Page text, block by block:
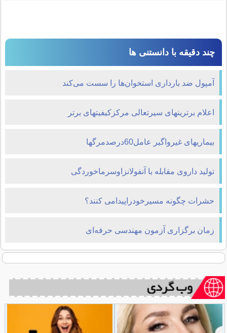
چند دقیقه با دانستنی ها
آمپول ضد بارداری استخوان‌ها را سست می‌كند
اعلام برترینهای سیرتعالی مرکزکیفیتهای برتر
بیماریهای غیرواگیر عامل60درصدمرگها
تولید داروی مقابله با آنفولانزاوسرماخوردگی
حشرات چگونه مسیرخودراپیدامی کنند؟
زمان برگزاری آزمون مهندسی حرفه‌ای